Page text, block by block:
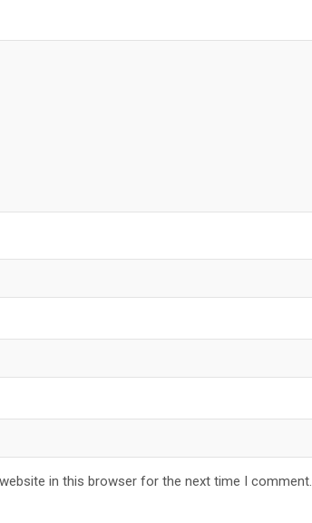
in this browser for the next time I comment.